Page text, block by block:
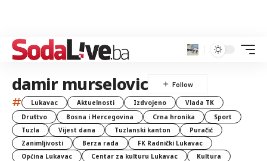
damir murselovic
# Lukavac Aktuelnosti Izdvojeno
Vlada TK
Društvo
Bosna i Hercegovina Crna hronika
Sport
Tuzla
Vijest dana Tuzlanski kanton
Puračić
Zanimljivosti
Berza rada
FK Radnički Lukavac
Općina Lukavac
Centar za kulturu Lukavac
Kultura